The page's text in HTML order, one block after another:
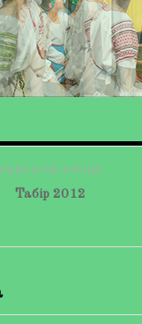
Вікторівна
Ірина Михайлівна
PREVIOUS STORY
Табір 2012